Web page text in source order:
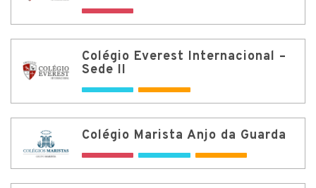
Colégio Everest Internacional –
Sede II
Colégio Marista Anjo da Guarda